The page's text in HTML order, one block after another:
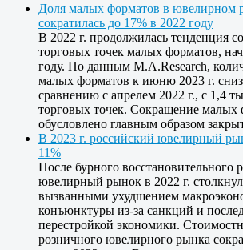
Доля малых форматов в ювелирном
сократилась до 17% в 2022 году
В 2022 г. продолжилась тенденция
торговых точек малых форматов,
году. По данным M.A.Research,
малых форматов к июню 2023 г.
сравнению с апрелем 2022 г., с 1,4
торговых точек. Сокращение малых
обусловлено главным образом
В 2023 г. российский ювелирный
11%
После бурного восстановительного
ювелирный рынок в 2022 г.
вызванными ухудшением
конъюнктуры из-за санкций и
перестройкой экономики.
розничного ювелирного рынка